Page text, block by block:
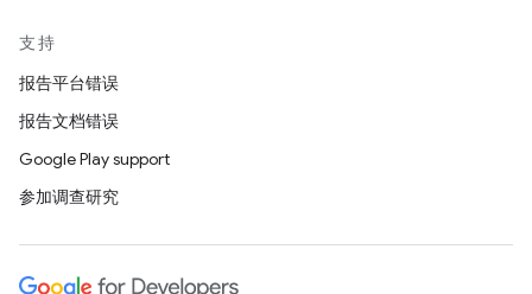
支持
报告平台错误
报告文档错误
Google Play support
参加调查研究